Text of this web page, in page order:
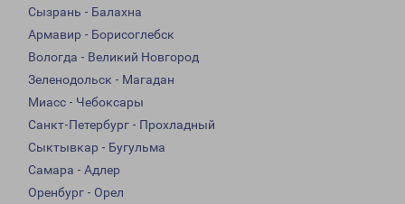
Сызрань - Балахна
Армавир - Борисоглебск
Вологда - Великий Новгород
Зеленодольск - Магадан
Миасс - Чебоксары
Санкт-Петербург - Прохладный
Сыктывкар - Бугульма
Самара - Адлер
Оренбург - Орел